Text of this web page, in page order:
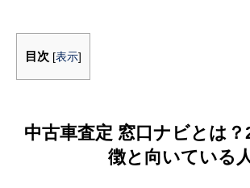
目次 [表示]
中古車査定 窓口ナビとは？
徴と向いている